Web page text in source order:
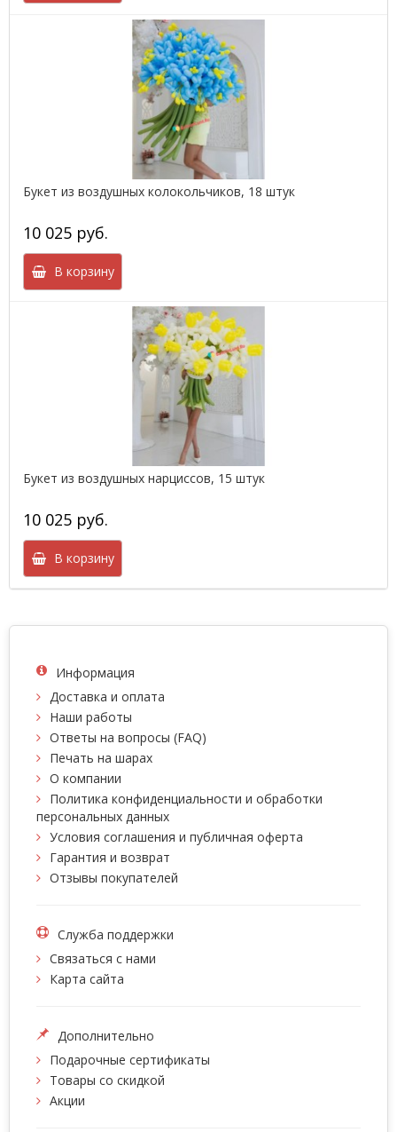
Букет из воздушных колокольчиков, 18 штук
10 025 руб.
В корзину
Букет из воздушных нарциссов, 15 штук
10 025 руб.
В корзину
Информация
Доставка и оплата
Наши работы
Ответы на вопросы (FAQ)
Печать на шарах
О компании
Политика конфиденциальности и обработки
персональных данных
Условия соглашения и публичная оферта
Гарантия и возврат
Отзывы покупателей
Служба поддержки
Связаться с нами
Карта сайта
Дополнительно
Подарочные сертификаты
Товары со скидкой
Акции